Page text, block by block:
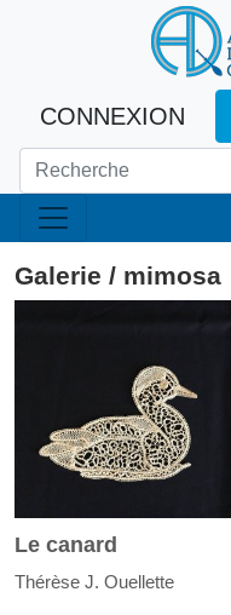
CONNEXION
Galerie / mimosa
Le canard
Thérèse J. Ouellette